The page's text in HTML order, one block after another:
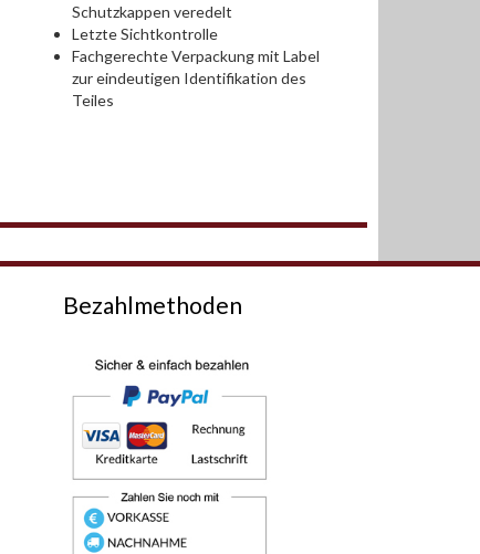
Schutzkappen veredelt
Letzte Sichtkontrolle
Fachgerechte Verpackung mit Label
zur eindeutigen Identifikation des
Teiles
Bezahlmethoden